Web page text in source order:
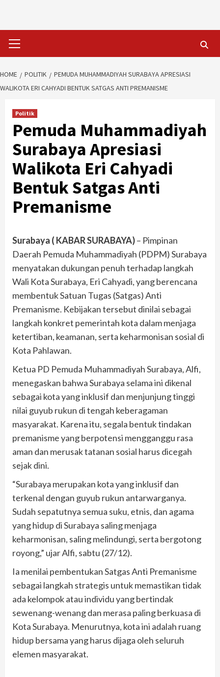
Menu
HOME POLITIK
PEMUDA MUHAMMADIYAH SURABAYA APRESIASI
WALIKOTA ERI CAHYADI BENTUK SATGAS ANTI PREMANISME
Politik
Pemuda Muhammadiyah
Surabaya Apresiasi
Walikota Eri Cahyadi
Bentuk Satgas Anti
Premanisme
Surabaya ( KABAR SURABAYA)– Pimpinan
Daerah Pemuda Muhammadiyah (PDPM) Surabaya
menyatakan dukungan penuh terhadap langkah
Wali Kota Surabaya, Eri Cahyadi, yang berencana
membentuk Satuan Tugas (Satgas) Anti
Premanisme. Kebijakan tersebut dinilai sebagai
langkah konkret pemerintah kota dalam menjaga
ketertiban, keamanan, serta keharmonisan sosial di
Kota Pahlawan.
Ketua PD Pemuda Muhammadiyah Surabaya, Alfi,
menegaskan bahwa Surabaya selama ini dikenal
sebagai kota yang inklusif dan menjunjung tinggi
nilai guyub rukun di tengah keberagaman
masyarakat. Karena itu, segala bentuk tindakan
premanisme yang berpotensi mengganggu rasa
aman dan merusak tatanan sosial harus dicegah
sejak dini.
“Surabaya merupakan kota yang inklusif dan
terkenal dengan guyub rukun antarwarganya.
Sudah sepatutnya semua suku, etnis, dan agama
yang hidup di Surabaya saling menjaga
keharmonisan, saling melindungi, serta bergotong
royong,” ujar Alfi, sabtu (27/12).
Ia menilai pembentukan Satgas Anti Premanisme
sebagai langkah strategis untuk memastikan tidak
ada kelompok atau individu yang bertindak
sewenang-wenang dan merasa paling berkuasa di
Kota Surabaya. Menurutnya, kota ini adalah ruang
hidup bersama yang harus dijaga oleh seluruh
elemen masyarakat.